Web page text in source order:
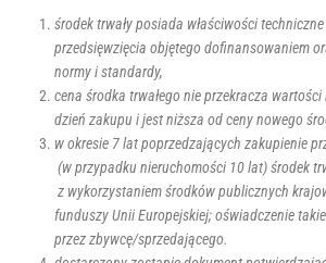
środek trwały posiada właściwości
przedsięwzięcia objętego dofinansowaniem
normy i standardy,
cena środka trwałego nie przekracza
dzień zakupu i jest niższa od ceny nowego
w okresie 7 lat poprzedzających zakupienie
(w przypadku nieruchomości 10 lat) środek
z wykorzystaniem środków publicznych
funduszy Unii Europejskiej; oświadczenie
przez zbywcę/sprzedającego.